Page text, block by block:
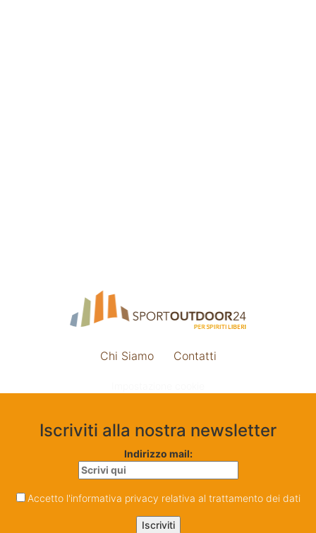
Chi Siamo Contatti
Iscriviti alla nostra newsletter
Indirizzo mail:
Accetto l'informativa privacy relativa al trattamento dei dati